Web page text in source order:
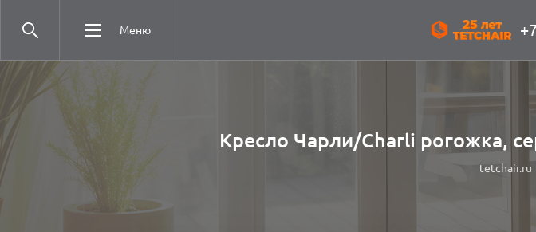
Меню
Кресло Чарли/Charli рогожка,
tetchair.ru